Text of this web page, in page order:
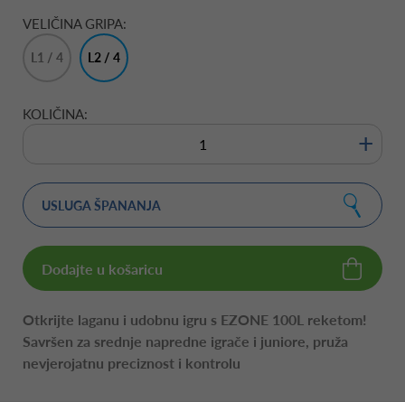
VELIČINA GRIPA:
L1 / 4 L2 / 4
KOLIČINA:
+
USLUGA ŠPANANJA
Dodajte u košaricu
Otkrijte laganu i udobnu igru s EZONE 100L reketom!
Savršen za srednje napredne igrače i juniore, pruža
nevjerojatnu preciznost i kontrolu